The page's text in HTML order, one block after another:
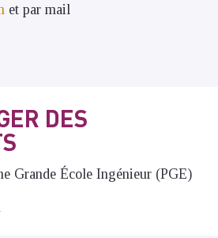
et par mail
DES
Grande École Ingénieur (PGE)